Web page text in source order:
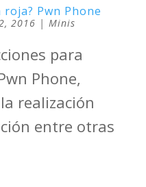
Pwn Phone
2016 | Minis
para
Phone,
realización
entre otras